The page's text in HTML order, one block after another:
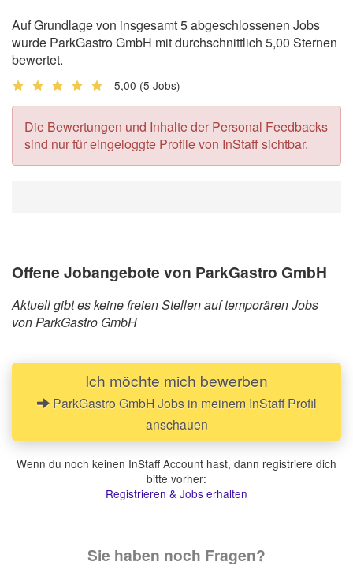
Auf Grundlage von insgesamt 5 abgeschlossenen Jobs
wurde ParkGastro GmbH mit durchschnittlich 5,00 Sternen
bewertet.
5,00 (5 Jobs)
Die Bewertungen und Inhalte der Personal Feedbacks
sind nur für eingeloggte Profile von InStaff sichtbar.
Offene Jobangebote von ParkGastro GmbH
Aktuell gibt es keine freien Stellen auf temporären Jobs
von ParkGastro GmbH
Ich möchte mich bewerben
ParkGastro GmbH Jobs in meinem InStaff Profil
anschauen
Wenn du noch keinen InStaff Account hast, dann registriere dich
bitte vorher:
Registrieren & Jobs erhalten
Sie haben noch Fragen?